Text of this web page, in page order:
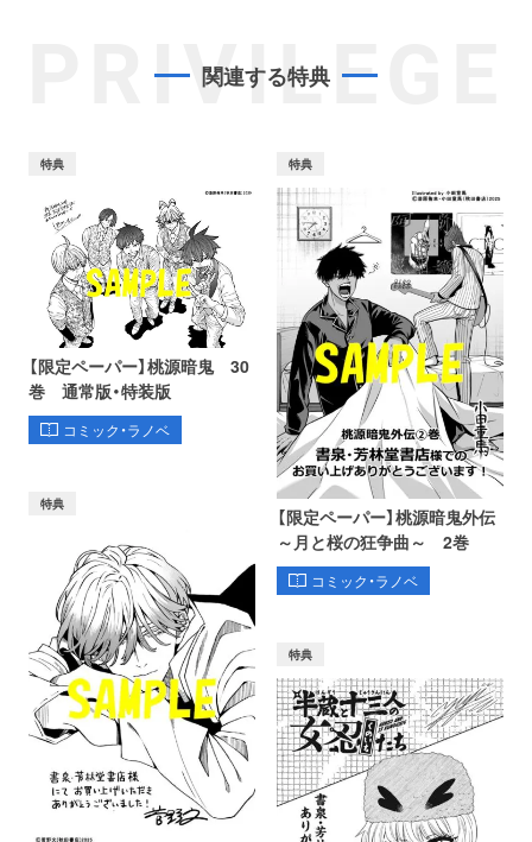
PRIVILEGE
関連する特典
特典
【限定ペーパー】桃源暗鬼 30
巻 通常版・特装版
コミック・ラノベ
特典
【限定ペーパー】桃源暗鬼外伝
～月と桜の狂争曲～ 2巻
コミック・ラノベ
特典
特典